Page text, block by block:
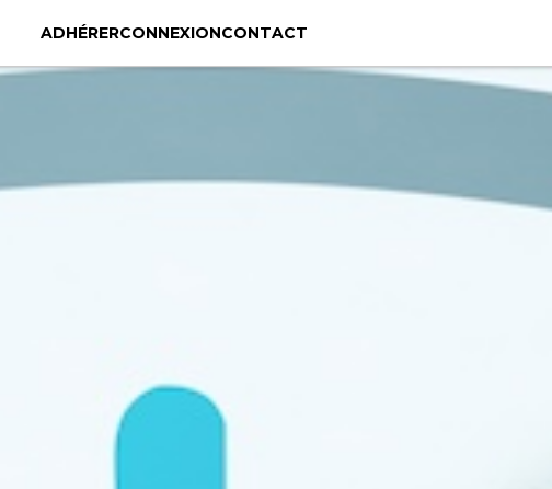
ADHÉRERCONNEXIONCONTACT